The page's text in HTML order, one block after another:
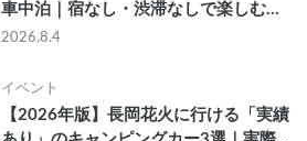
車中泊｜宿なし・渋滞なしで楽しむ
2026年完全ガイド
2026.8.4
イベント
【2026年版】長岡花火に行ける「実績